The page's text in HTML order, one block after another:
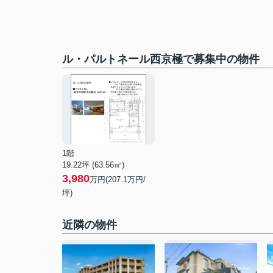
ル・パルトネール西京極で募集中の物件
1階
19.22坪 (63.56㎡)
3,980万円(207.1万円/
坪)
近隣の物件